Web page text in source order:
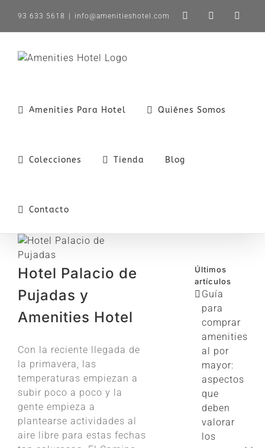
contenido
93 633 5618 info@amenitieshotel.com LinkedIn
X
Amenities Para Hotel Quiénes Somos
Colecciones Tienda Blog
Contacto
Hotel Palacio de
Pujadas y
Amenities Hotel
Con la reciente llegada de
la primavera, las
temperaturas empiezan a
subir poco a poco y la
gente empieza a
plantearse actividades al
aire libre para estas fechas
Últimos
artículos
Guía
para
comprar
amenities
al por
mayor:
aspectos
que
deben
valorar
los